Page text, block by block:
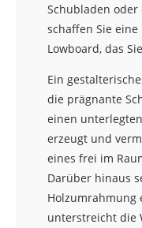
Schubladen oder
schaffen Sie
Lowboard, das
Ein
die prägnante
einen
erzeugt und
eines frei im
Darüber hinaus
Holzumrahmung
unterstreicht die